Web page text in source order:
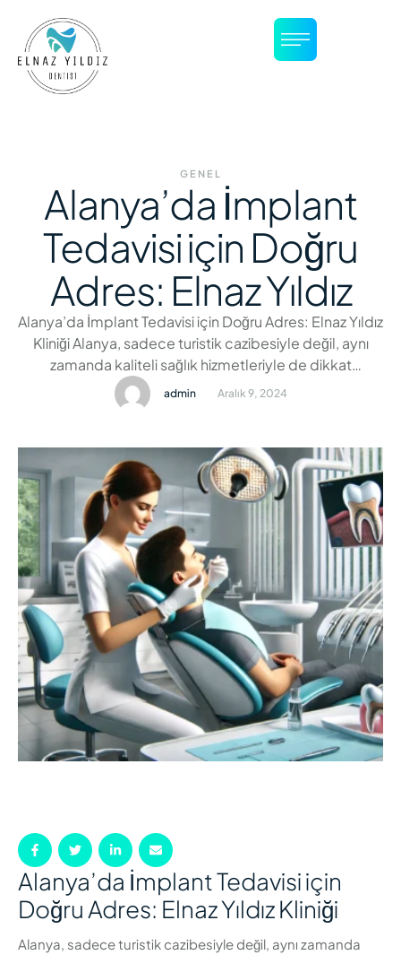
GENEL
Alanya’da İmplant
Tedavisi için Doğru
Adres: Elnaz Yıldız
Alanya’da İmplant Tedavisi için Doğru Adres: Elnaz Yıldız
Kliniği Alanya, sadece turistik cazibesiyle değil, aynı
zamanda kaliteli sağlık hizmetleriyle de dikkat
çekmektedir. Diş sağlığı alanında, Alanya diş doktoru
Elnaz Yıldız, implant tedavisi konusunda sunduğu
hastalarına güvenli ve etkili tedavi seçenekleri
sunmaktadır. İmplant tedavisi, diş kayıplarını tedavi
etmenin en …
admin Aralık 9, 2024
Alanya’da İmplant Tedavisi için
Doğru Adres: Elnaz Yıldız Kliniği
Alanya, sadece turistik cazibesiyle değil, aynı zamanda